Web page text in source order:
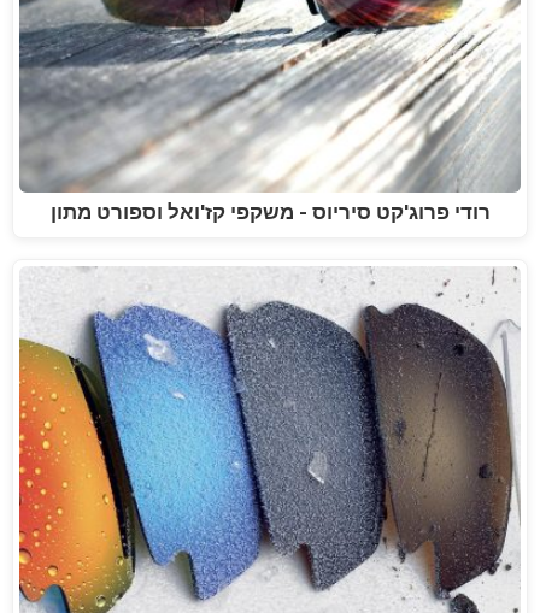
רודי פרוג'קט סיריוס - משקפי קז'ואל וספורט מתון